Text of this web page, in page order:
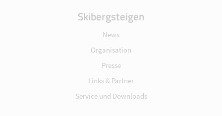
Skibergsteigen
News
Organisation
Presse
Links & Partner
Service und Downloads